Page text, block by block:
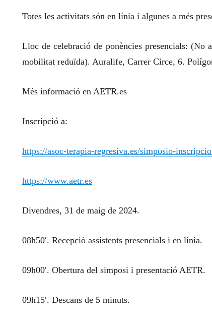
Totes les activitats són en línia i algunes a més
Lloc de celebració de ponències presencials: (No
mobilitat reduïda). Auralife, Carrer Circe, 6.
Més informació en AETR.es
Inscripció a:
https://asoc-terapia-regresiva.es/simposio-
https://www.aetr.es
Divendres, 31 de maig de 2024.
08h50′. Recepció assistents presencials i en línia.
09h00′. Obertura del simposi i presentació AETR.
09h15′. Descans de 5 minuts.